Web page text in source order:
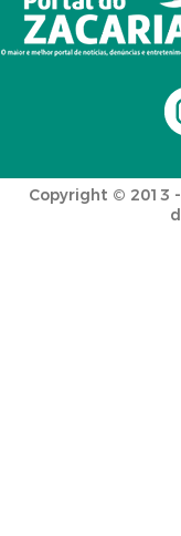
Copyright © 2013